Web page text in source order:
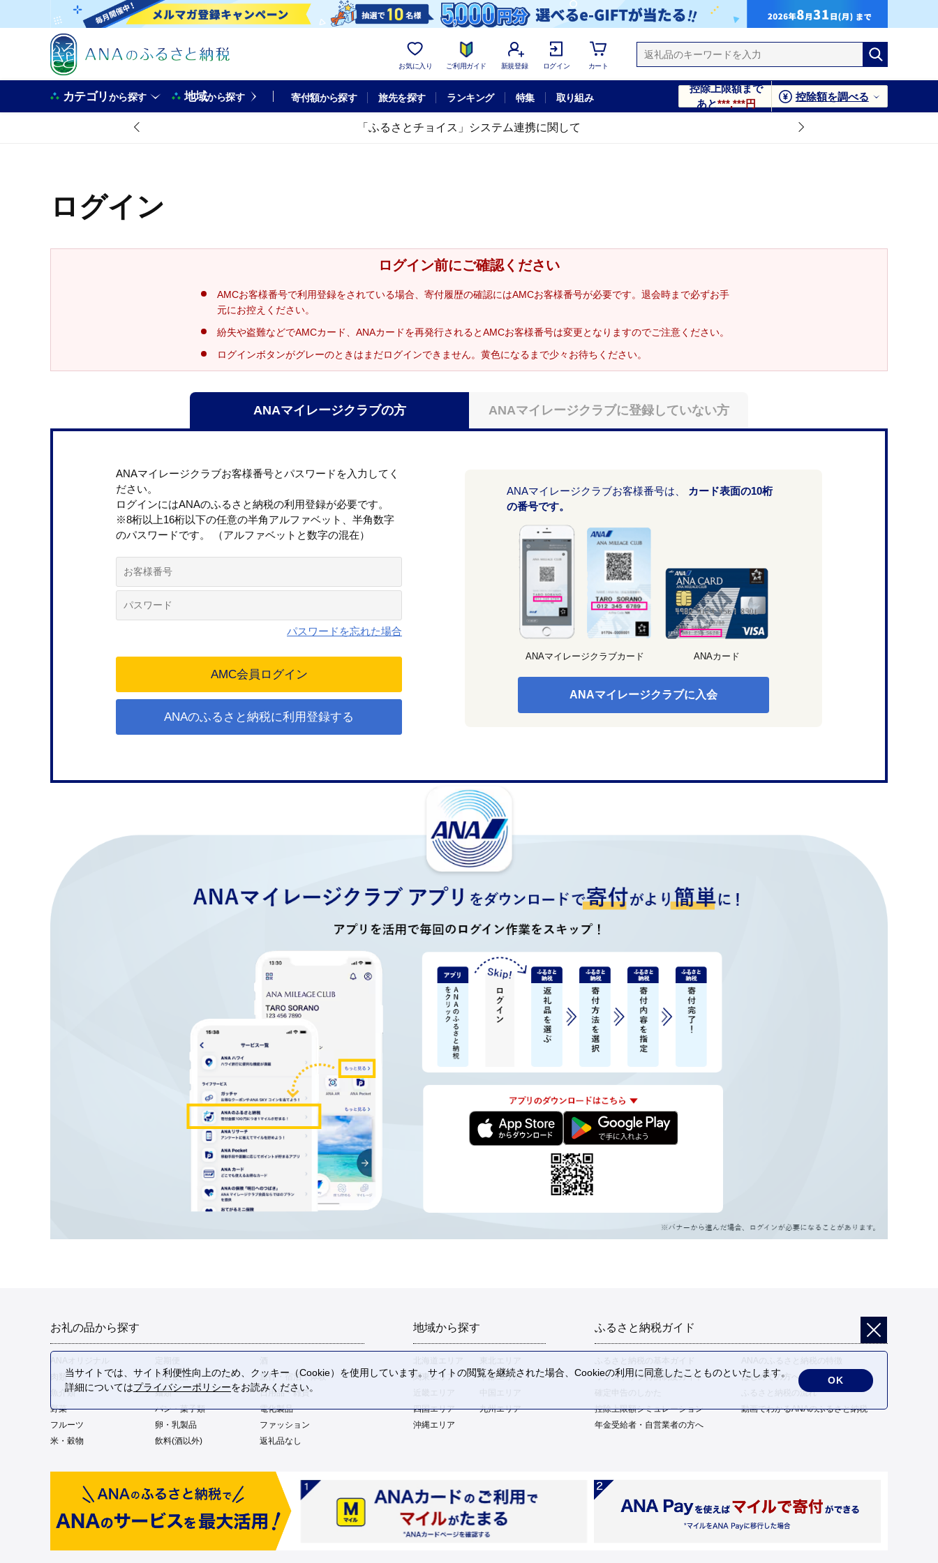
お気に入り ご利用ガイド 新規登録 ログイン カート
カテゴリから探す 地域から探す 寄付額から探す 旅先を探す ランキング 特集 取り組み
控除上限額まで
あと***,***円
控除額を調べる
「ふるさとチョイス」システム連携に関して
ログイン
ログイン前にご確認ください
AMCお客様番号で利用登録をされている場合、寄付履歴の確認にはAMCお客様番号が必要です。退会時まで必ずお手
元にお控えください。
紛失や盗難などでAMCカード、ANAカードを再発行されるとAMCお客様番号は変更となりますのでご注意ください。
ログインボタンがグレーのときはまだログインできません。黄色になるまで少々お待ちください。
ANAマイレージクラブの方 ANAマイレージクラブに登録していない方
ANAマイレージクラブお客様番号とパスワードを入力してく
ださい。
ログインにはANAのふるさと納税の利用登録が必要です。
※8桁以上16桁以下の任意の半角アルファベット、半角数字
のパスワードです。 （アルファベットと数字の混在）
パスワードを忘れた場合
ANAのふるさと納税に利用登録する
ANAマイレージクラブお客様番号は、
カード表面の10桁
の番号です。
ANAマイレージクラブカード ANAカード
ANAマイレージクラブに入会
お礼の品から探す
肉類
加工食品
旅行・宿泊・体験
魚介類
麺類
日用品・雑貨
野菜
パン・菓子類
電化製品
フルーツ
卵・乳製品
ファッション
米・穀物
飲料(酒以外) 返礼品なし
地域から探す
関東エリア
中部エリア
四国エリア
九州エリア
沖縄エリア
ふるさと納税ガイド
ふるさと納税の基本ガイド
ANAのふるさと納税の特徴
ワンストップ特例制度ガイド
はじめての方へ
ふるさと納税の流れ
控除上限額シミュレーション
動画でわかるANAのふるさと納税
年金受給者・自営業者の方へ
当サイトでは、サイト利便性向上のため、クッキー（Cookie）を使用しています。サイトの閲覧を継続された場合、Cookieの利用に同意したことものといたします。
詳細についてはプライバシーポリシーをお読みください。
OK